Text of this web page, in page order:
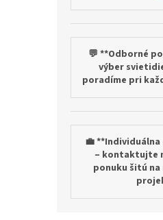
💬 **Odborné
výber
poradíme pri
💼
– kontaktujte
ponuku šitú na